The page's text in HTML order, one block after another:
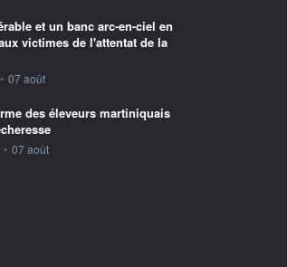
et un banc arc-en-ciel en
victimes de l'attentat de la
par
• 07 août
des éleveurs martiniquais
par
• 07 août